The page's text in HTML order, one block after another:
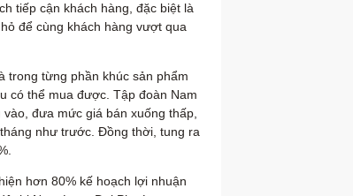
tiếp cận khách hàng, đặc biệt là
để cùng khách hàng vượt qua
trong từng phần khúc sản phẩm
có thể mua được. Tập đoàn Nam
đưa mức giá bán xuống thấp,
như trước. Đồng thời, tung ra
hơn 80% kế hoạch lợi nhuận